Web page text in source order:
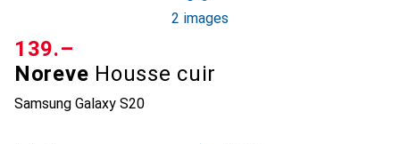
2 images
Noreve Housse cuir
Samsung Galaxy S20
CHF
139.–